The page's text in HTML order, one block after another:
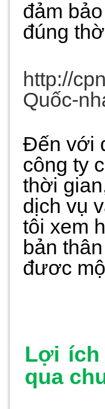
đảm
đúng
http://
Quốc-
Đến với
công ty
thời
dịch vụ
tôi xem
bản
đươc
Lợi ích
qua